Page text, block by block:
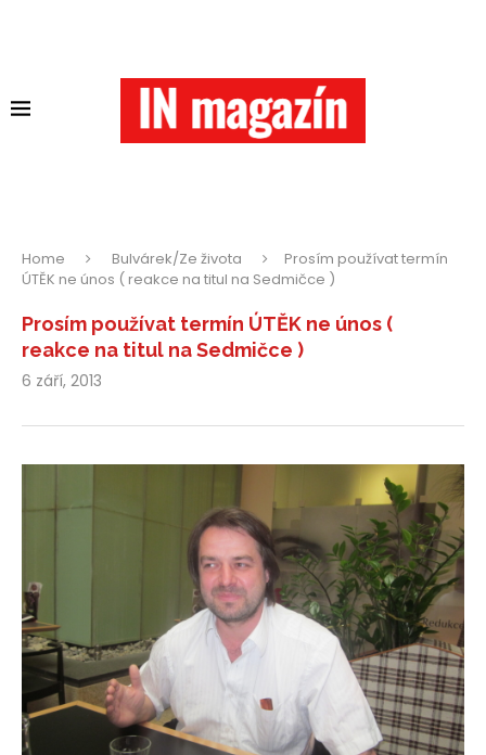
Home Bulvárek/Ze života
Prosím používat termín
ÚTĚK ne únos ( reakce na titul na Sedmičce )
Prosím používat termín ÚTĚK ne únos (
reakce na titul na Sedmičce )
6 září, 2013